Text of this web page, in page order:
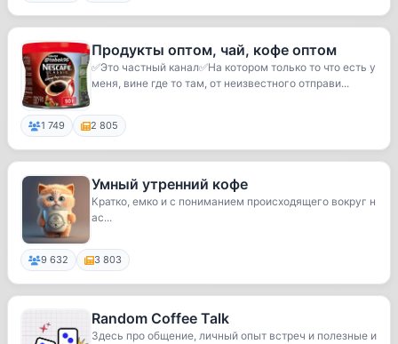
Продукты оптом, чай, кофе оптом
✅Это частный канал✅На котором только то что есть у
меня, вине где то там, от неизвестного отправи...
1 749 2 805
Умный утренний кофе
Кратко, емко и с пониманием происходящего вокруг н
ас...
9 632 3 803
Random Coffee Talk
Здесь про общение, личный опыт встреч и полезные и